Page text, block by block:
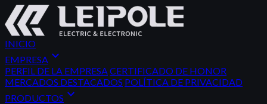
INICIO
EMPRESA expand_more
PERFIL DE LA EMPRESACERTIFICADO DE HONOR
MERCADOS DESTACADOS POLÍTICA DE PRIVACIDAD
PRODUCTOS expand_more